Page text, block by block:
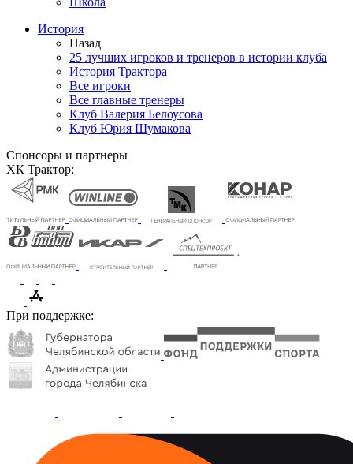
История
Назад
25 лучших игроков и тренеров в истории клуба
История Трактора
Все игроки
Все главные тренеры
Клуб Валерия Белоусова
Клуб Юрия Шумакова
Спонсоры и партнеры
ХК Трактор:
При поддержке: